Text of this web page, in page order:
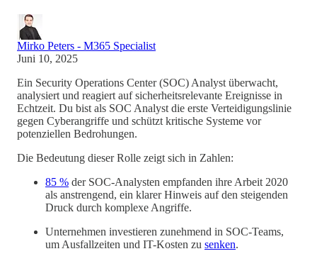
Mirko Peters - M365 Specialist
Juni 10, 2025
Ein Security Operations Center (SOC) Analyst überwacht,
analysiert und reagiert auf sicherheitsrelevante Ereignisse in
Echtzeit. Du bist als SOC Analyst die erste Verteidigungslinie
gegen Cyberangriffe und schützt kritische Systeme vor
potenziellen Bedrohungen.
Die Bedeutung dieser Rolle zeigt sich in Zahlen:
85 % der SOC-Analysten empfanden ihre Arbeit 2020
als anstrengend, ein klarer Hinweis auf den steigenden
Druck durch komplexe Angriffe.
Unternehmen investieren zunehmend in SOC-Teams,
um Ausfallzeiten und IT-Kosten zu senken.